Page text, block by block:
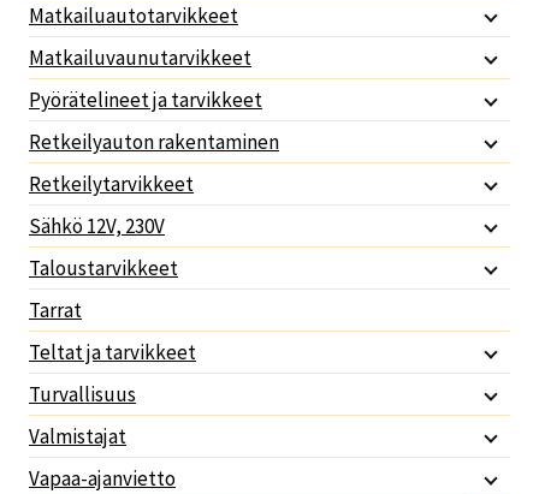
Matkailuautotarvikkeet
Matkailuvaunutarvikkeet
Pyörätelineet ja tarvikkeet
Retkeilyauton rakentaminen
Retkeilytarvikkeet
Sähkö 12V, 230V
Taloustarvikkeet
Tarrat
Teltat ja tarvikkeet
Turvallisuus
Valmistajat
Vapaa-ajanvietto